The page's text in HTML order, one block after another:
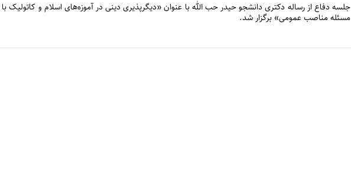
جلسه دفاع از رساله دکتری دانشجو حیدر حب الله با عنوان «دیگرپذیری دینی در آموزه‌های اسلام و کاتولیک با
مسئله مناصب عمومی» برگزار شد.